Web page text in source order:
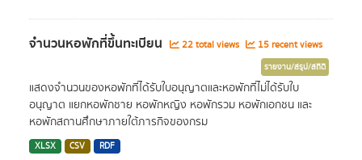
จำนวนหอพักที่ขึ้นทะเบียน 22 total views 15 recent views
รายงาน/สรุป/สถิติ
แสดงจำนวนของหอพักที่ได้รับใบอนุญาตและหอพักที่ไม่ได้รับใบ
อนุญาต แยกหอพักชาย หอพักหญิง หอพักรวม หอพักเอกชน และ
หอพักสถานศึกษาภายใต้ภารกิจของกรม
XLSX CSV RDF